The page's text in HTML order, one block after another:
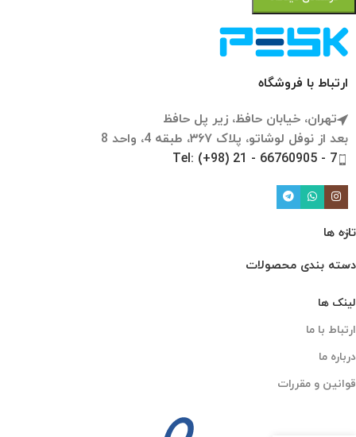
ارتباط با فروشگاه
تهران، خیابان حافظ، زیر پل حافظ
بعد از نوفل لوشاتو، پلاک ۳۶۷، طبقه 4، واحد 8
Tel: (+98) 21 - 66760905 - 7
تازه ها
دسته بندی محصولات
لینک ها
ارتباط با ما
درباره ما
قوانین و مقررات